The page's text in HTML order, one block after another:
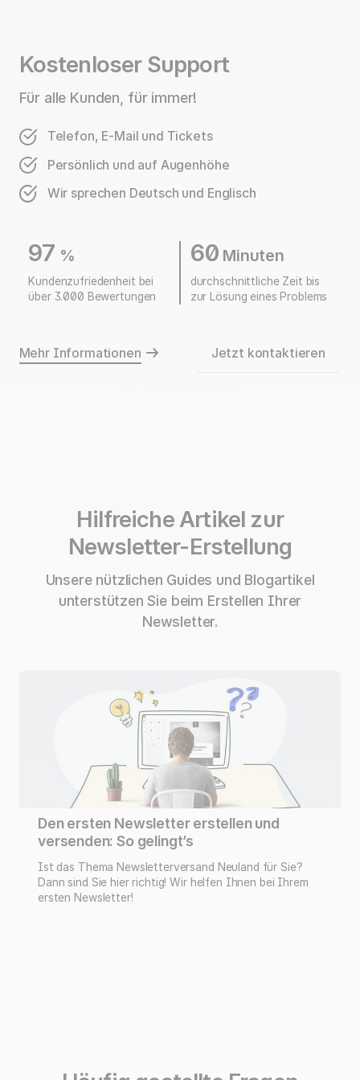
Kostenloser Support
Für alle Kunden, für immer!
Telefon, E-Mail und Tickets
Persönlich und auf Augenhöhe
Wir sprechen Deutsch und Englisch
97 %
Kundenzufriedenheit bei
über 3.000 Bewertungen
60 Minuten
durchschnittliche Zeit bis
zur Lösung eines Problems
Mehr Informationen Jetzt kontaktieren
Hilfreiche Artikel zur
Newsletter-Erstellung
Unsere nützlichen Guides und Blogartikel
unterstützen Sie beim Erstellen Ihrer
Newsletter.
Den ersten Newsletter erstellen und
versenden: So gelingt’s
Ist das Thema Newsletterversand Neuland für Sie?
Dann sind Sie hier richtig! Wir helfen Ihnen bei Ihrem
ersten Newsletter!